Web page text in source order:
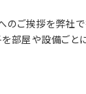
のご挨拶を弊社で
を部屋や設備ごと